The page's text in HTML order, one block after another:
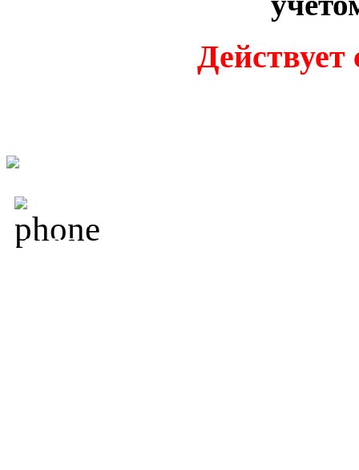
Действует
+7 (800) 250-18-09,
19-33